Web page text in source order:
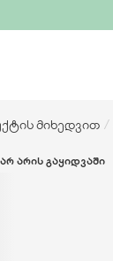
მიხედვით /
ᲐᲠᲘᲡ ᲒᲐᲧᲘᲓᲕᲐᲨᲘ